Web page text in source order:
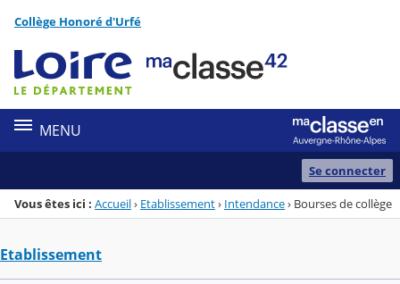
Menu de la rubrique
Contenu
Collège Honoré d'Urfé
MENU
Se connecter
Vous êtes ici : Accueil› Etablissement› Intendance› Bourses de collège
Etablissement